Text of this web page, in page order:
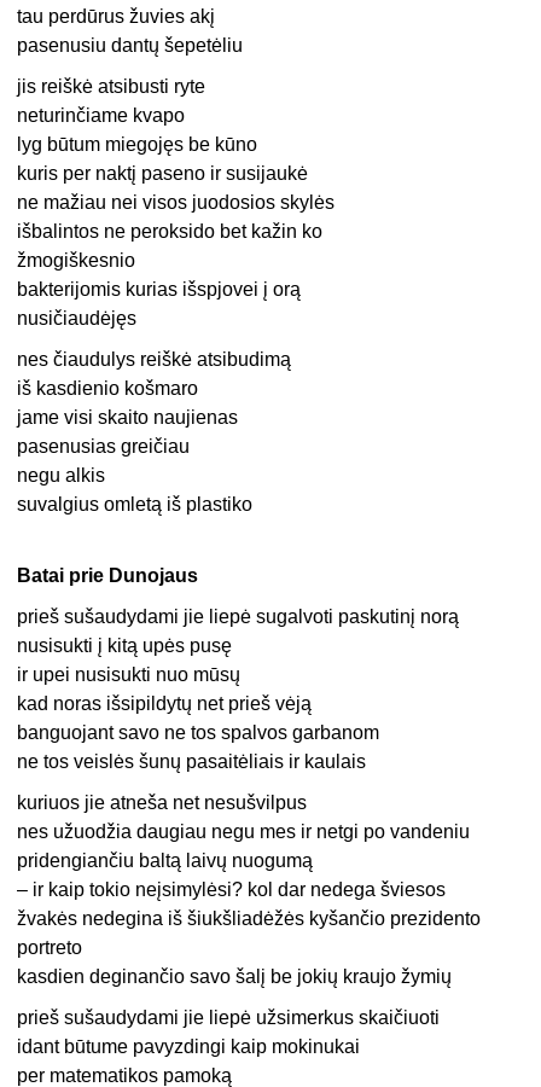
tau perdūrus žuvies akį
pasenusiu dantų šepetėliu
jis reiškė atsibusti ryte
neturinčiame kvapo
lyg būtum miegojęs be kūno
kuris per naktį paseno ir susijaukė
ne mažiau nei visos juodosios skylės
išbalintos ne peroksido bet kažin ko
žmogiškesnio
bakterijomis kurias išspjovei į orą
nusičiaudėjęs
nes čiaudulys reiškė atsibudimą
iš kasdienio košmaro
jame visi skaito naujienas
pasenusias greičiau
negu alkis
suvalgius omletą iš plastiko
Batai prie Dunojaus
prieš sušaudydami jie liepė sugalvoti paskutinį norą
nusisukti į kitą upės pusę
ir upei nusisukti nuo mūsų
kad noras išsipildytų net prieš vėją
banguojant savo ne tos spalvos garbanom
ne tos veislės šunų pasaitėliais ir kaulais
kuriuos jie atneša net nesušvilpus
nes užuodžia daugiau negu mes ir netgi po vandeniu
pridengiančiu baltą laivų nuogumą
– ir kaip tokio neįsimylėsi? kol dar nedega šviesos
žvakės nedegina iš šiukšliadėžės kyšančio prezidento
portreto
kasdien deginančio savo šalį be jokių kraujo žymių
prieš sušaudydami jie liepė užsimerkus skaičiuoti
idant būtume pavyzdingi kaip mokinukai
per matematikos pamoką